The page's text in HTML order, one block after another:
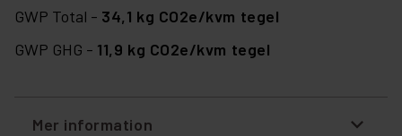
GWP Total - 34,1 kg CO2e/kvm tegel
GWP GHG - 11,9 kg CO2e/kvm tegel
Mer information